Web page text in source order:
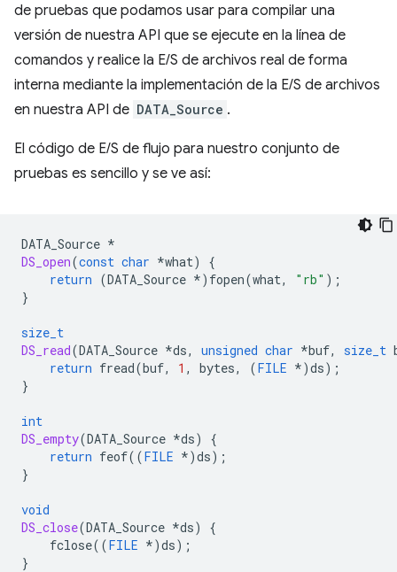
de pruebas que podamos usar para compilar una
versión de nuestra API que se ejecute en la línea de
comandos y realice la E/S de archivos real de forma
interna mediante la implementación de la E/S de archivos
en nuestra API de DATA_Source .
El código de E/S de flujo para nuestro conjunto de
pruebas es sencillo y se ve así:
DATA_Source *
DS_open(const char *what)
{
return (DATA_Source *) fopen(what, "rb" );
}
size_t
DS_read(DATA_Source *ds, unsigned char *buf, size_t
return fread(buf, 1 , bytes, (FILE *)ds);
}
int
DS_empty(DATA_Source *ds)
{
return feof((FILE *)ds);
}
void
DS_close(DATA_Source *ds)
{
fclose((FILE *)ds);
}